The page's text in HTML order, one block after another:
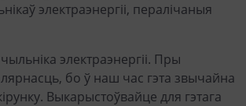
электраэнергіі, пералічаныя
электраэнергіі. Пры
бо ў наш час гэта звычайна
Выкарыстоўвайце для гэтага